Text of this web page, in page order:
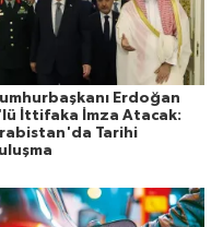
Erdoğan
İttifaka İmza Atacak:
Tarihi